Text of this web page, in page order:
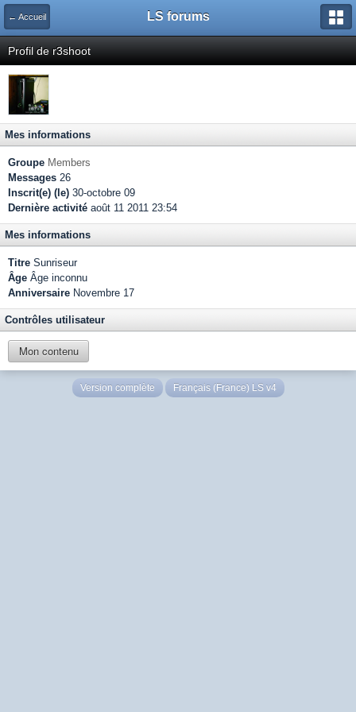
← Accueil LS forums
Profil de r3shoot
Mes informations
Groupe Members
Messages 26
Inscrit(e) (le) 30-octobre 09
Dernière activité août 11 2011 23:54
Mes informations
Titre Sunriseur
Âge Âge inconnu
Anniversaire Novembre 17
Contrôles utilisateur
Mon contenu
Version complète Français (France) LS v4